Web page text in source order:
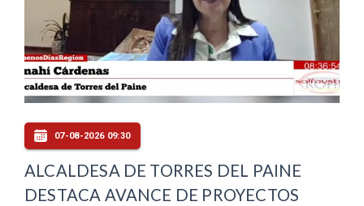
07-08-2026 09:30
ALCALDESA DE TORRES DEL PAINE
DESTACA AVANCE DE PROYECTOS